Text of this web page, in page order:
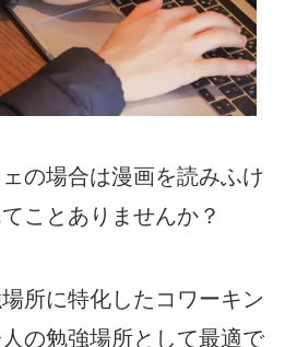
の場合は漫画を読みふけ
ことありませんか？
所に特化したコワーキン
の勉強場所として最適で